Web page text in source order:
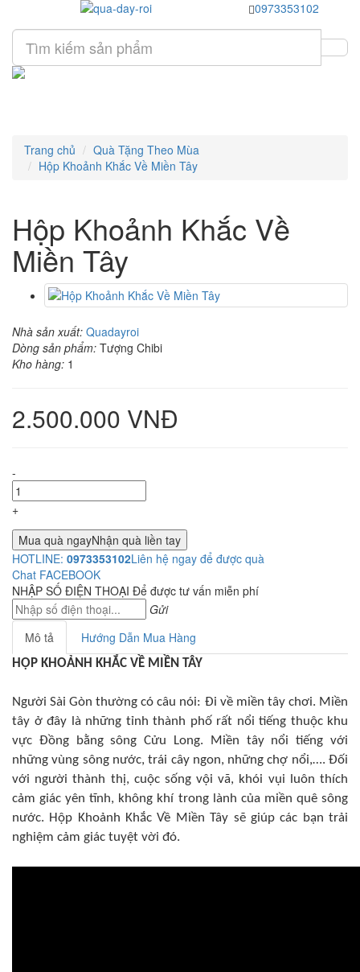
0973353102
Trang chủ
Quà Tặng Theo Mùa
Hộp Khoảnh Khắc Về Miền Tây
Hộp Khoảnh Khắc Về
Miền Tây
Nhà sản xuất: Quadayroi
Dòng sản phẩm: Tượng Chibi
Kho hàng: 1
2.500.000 VNĐ
-
+
Mua quà ngayNhận quà liền tay
HOTLINE: 0973353102Liên hệ ngay để được quà
Chat FACEBOOK
NHẬP SỐ ĐIỆN THOẠI Để được tư vấn miễn phí
Gửi
Mô tả
Hướng Dẫn Mua Hàng
HỘP KHOẢNH KHẮC VỀ MIỀN TÂY
Người Sài Gòn thường có câu nói: Đi về miền tây chơi. Miền
tây ở đây là những tỉnh thành phố rất nổi tiếng thuộc khu
vực Đồng bằng sông Cửu Long. Miền tây nổi tiếng với
những vùng sông nước, trái cây ngon, những chợ nổi,…. Đối
với người thành thị, cuộc sống vội vã, khói vụi luôn thích
cảm giác yên tĩnh, không khí trong lành của miền quê sông
nước. Hộp Khoảnh Khắc Về Miền Tây sẽ giúp các bạn trải
nghiệm cảm giác tuyệt vời đó.